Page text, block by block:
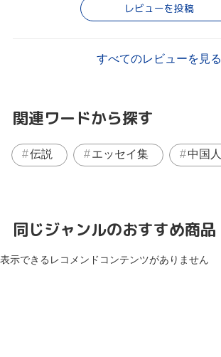
レビューを投稿
すべてのレビューを見る
関連ワードから探す
伝説 エッセイ集 中国人
同じジャンルのおすすめ商品
表示できるレコメンドコンテンツがありません